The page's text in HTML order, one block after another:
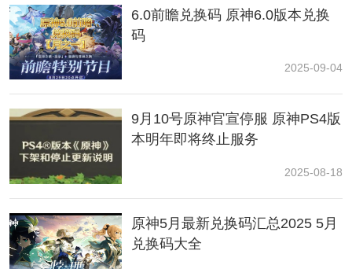
3.、2号宝箱
从锚点位置往北走(地图上方)，在河边的沙滩上，使用风
属性角色攻击进行解锁，获得普通宝箱。
6.0前瞻兑换码 原神6.0版本兑换
码
2025-09-04
9月10号原神官宣停服 原神PS4版
本明年即将终止服务
2025-08-18
原神5月最新兑换码汇总2025 5月
兑换码大全